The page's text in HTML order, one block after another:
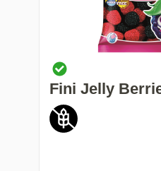
Fini Jelly